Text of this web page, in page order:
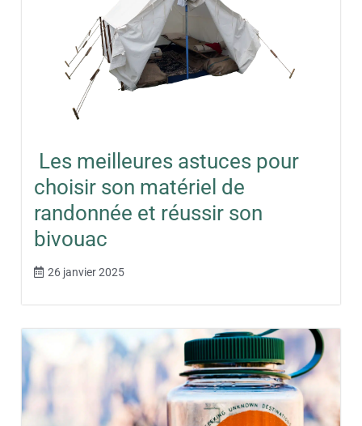
Les meilleures astuces pour
choisir son matériel de
randonnée et réussir son
bivouac
26 janvier 2025